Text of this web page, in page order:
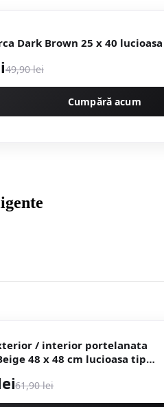
Faianta Lorca Dark Brown 25 x 40 lucioasa
49,90 lei
Cumpără acum
/ interior portelanata
lucioasa tip
61,90 lei